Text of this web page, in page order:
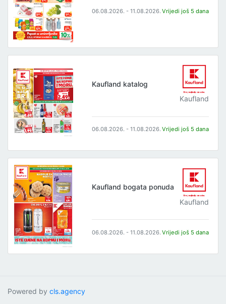
06.08.2026. - 11.08.2026. Vrijedi još 5 dana
Kaufland katalog
Kaufland
06.08.2026. - 11.08.2026. Vrijedi još 5 dana
Kaufland bogata ponuda
Kaufland
06.08.2026. - 11.08.2026. Vrijedi još 5 dana
Powered by cls.agency